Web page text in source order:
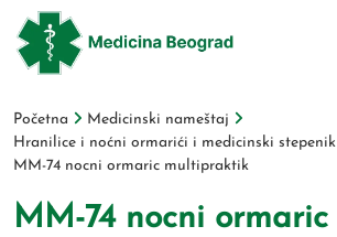
Početna
Medicinski nameštaj
Hranilice i noćni ormarići i medicinski stepenik
MM-74 nocni ormaric multipraktik
MM-74 nocni ormaric